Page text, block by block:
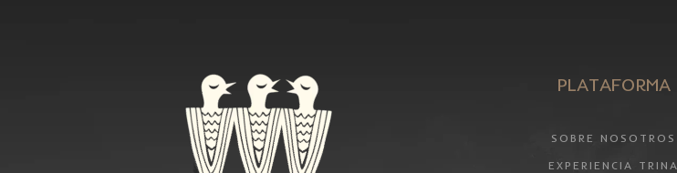
PLATAFORMA
SOBRE NOSOTROS
EXPERIENCIA TRINA